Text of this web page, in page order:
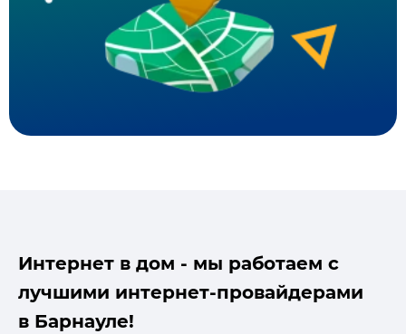
Интернет в дом - мы работаем с
лучшими интернет-провайдерами
в Барнауле!